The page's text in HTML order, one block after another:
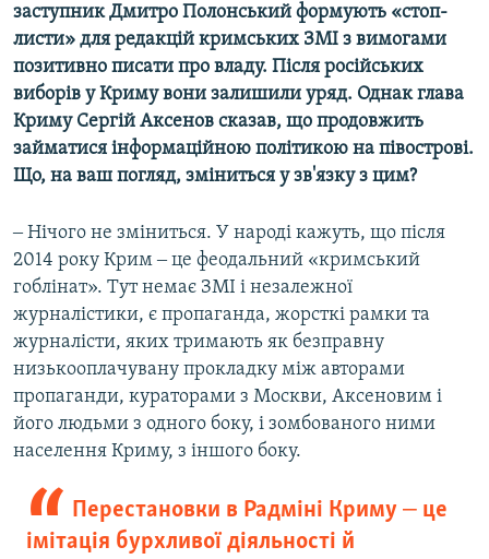
заступник Дмитро Полонський формують «стоп-
листи» для редакцій кримських ЗМІ з вимогами
позитивно писати про владу. Після російських
виборів у Криму вони залишили уряд. Однак глава
Криму Сергій Аксенов сказав, що продовжить
займатися інформаційною політикою на півострові.
Що, на ваш погляд, зміниться у зв'язку з цим?
‒ Нічого не зміниться. У народі кажуть, що після
2014 року Крим ‒ це феодальний «кримський
гоблінат». Тут немає ЗМІ і незалежної
журналістики, є пропаганда, жорсткі рамки та
журналісти, яких тримають як безправну
низькооплачувану прокладку між авторами
пропаганди, кураторами з Москви, Аксеновим і
його людьми з одного боку, і зомбованого ними
населення Криму, з іншого боку.
Перестановки в Радміні Криму ‒ це
імітація бурхливої діяльності й